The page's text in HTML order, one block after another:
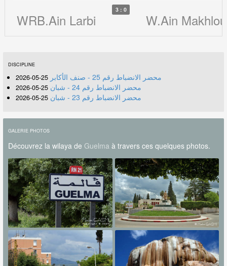
WRB.Ain Larbi
3 : 0
W.Ain
DISCIPLINE
محضر الانضباط رقم 25 - صنف الأكابر 25-05-2026
محضر الانضباط رقم 24 - شبان 25-05-2026
محضر الانضباط رقم 23 - شبان 25-05-2026
GALERIE PHOTOS
Découvrez la wilaya de Guelma à travers ces quelques photos.